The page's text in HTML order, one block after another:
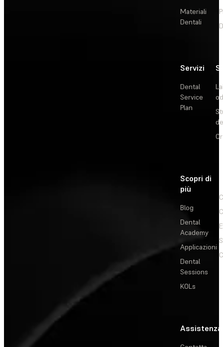
Materiali
Dentali
Servizi
Dental
Service
Plan
Scopri di
più
Blog
Dental
Academy
Applicazioni
Dental
Sessions
KOLs
Assistenza